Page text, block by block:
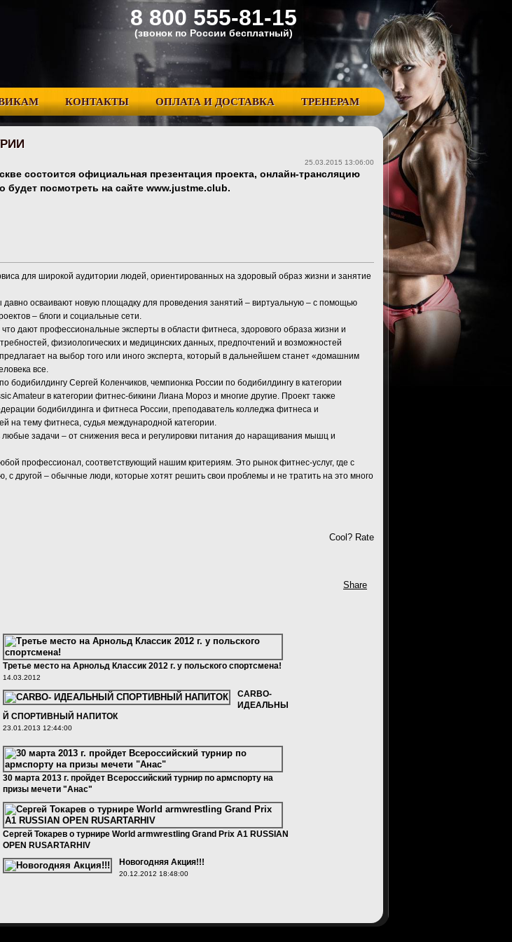
8 800 555-81-15
(звонок по Pоссии бесплатный)
КОНТАКТЫ ОПЛАТА И ДОСТАВКА ТРЕНЕРАМ
25.03.2015 13:06:00
состоится официальная презентация проекта, онлайн-трансляцию
будет посмотреть на сайте www.justme.club.
для широкой аудитории людей, ориентированных на здоровый образ жизни и занятие
осваивают новую площадку для проведения занятий – виртуальную – с помощью
– блоги и социальные сети.
дают профессиональные эксперты в области фитнеса, здорового образа жизни и
физиологических и медицинских данных, предпочтений и возможностей
на выбор того или иного эксперта, который в дальнейшем станет «домашним
все.
Сергей Коленчиков, чемпионка России по бодибилдингу в категории
Amateur в категории фитнес-бикини Лиана Мороз и многие другие. Проект также
бодибилдинга и фитнеса России, преподаватель колледжа фитнеса и
на тему фитнеса, судья международной категории.
задачи – от снижения веса и регулировки питания до наращивания мышц и
профессионал, соответствующий нашим критериям. Это рынок фитнес-услуг, где с
другой – обычные люди, которые хотят решить свои проблемы и не тратить на это много
Cool? Rate
Share
Третье место на Арнольд Классик 2012 г. у польского спортсмена!
14.03.2012
CARBO-
ИДЕАЛЬНЫ
Й СПОРТИВНЫЙ НАПИТОК
23.01.2013 12:44:00
30 марта 2013 г. пройдет Всероссийский турнир по армспорту на
призы мечети "Анас"
20.03.2013 14:54:00
Сергей Токарев о турнире World armwrestling Grand Prix A1 RUSSIAN
OPEN RUSARTARHIV
02.08.2012
Новогодняя Акция!!!
20.12.2012 18:48:00